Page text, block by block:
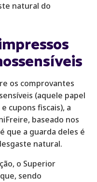
natural do
os comprovantes
(aquele papel
cupons fiscais), a
baseado nos
que a guarda deles é
natural.
o Superior
sendo